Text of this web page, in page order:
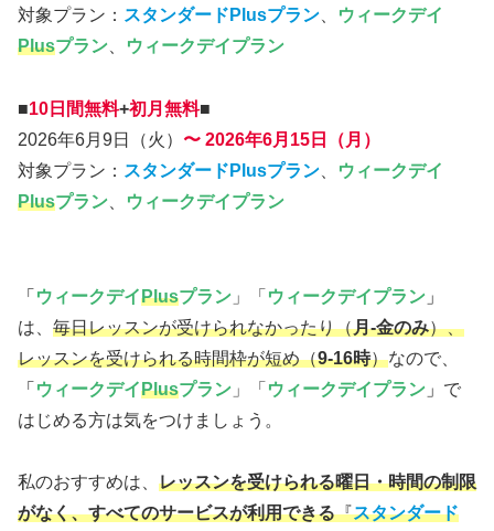
対象プラン： スタンダードPlusプラン
ウィークデイ
Plusプラン ウィークデイプラン
■10日間無料+初月無料■
2026年6月9日（火） 〜 2026年6月15日（月）
対象プラン： スタンダードPlusプラン
ウィークデイ
Plusプラン ウィークデイプラン
「 ウィークデイPlusプラン 」「 ウィークデイプラン 」
は、 毎日レッスンが受けられなかったり（月‐金のみ）、
レッスンを受けられる時間枠が短め（9-16時）なので、
「 ウィークデイPlusプラン 」「 ウィークデイプラン 」 で
はじめる方は気をつけましょう。
私のおすすめは、 レッスンを受けられる曜日・時間の制限
がなく、すべてのサービスが利用できる『スタンダード